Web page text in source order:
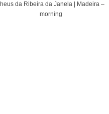
Ilheus da Ribeira da Janela | Madeira –
morning